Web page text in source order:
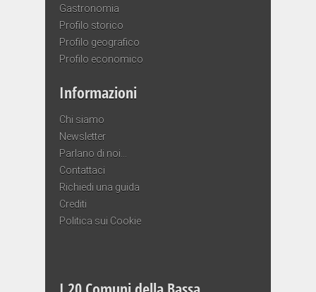
Gastronomia
Profilo storico
Profilo geografico
Profilo economico
Informazioni
Chi siamo
Newsletter
Parlano di noi…
Contattaci
Richiedi una guida
Crediti
Politica sui Cookie